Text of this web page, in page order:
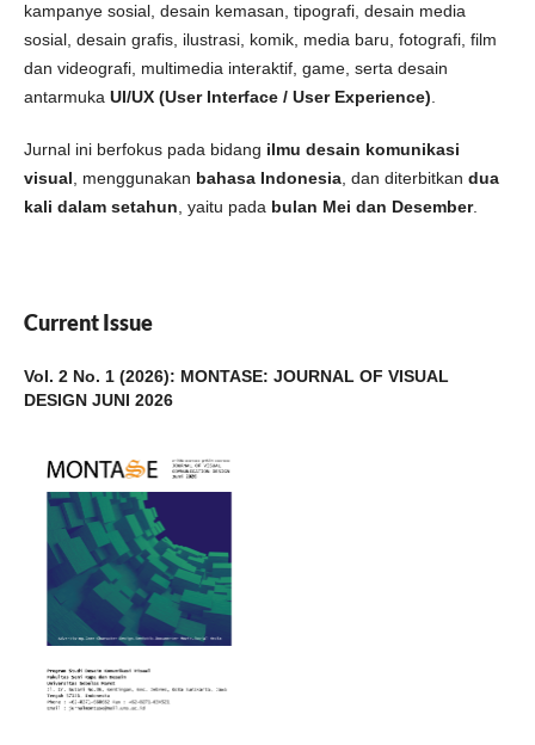
kampanye sosial, desain kemasan, tipografi, desain media
sosial, desain grafis, ilustrasi, komik, media baru, fotografi, film
dan videografi, multimedia interaktif, game, serta desain
antarmuka UI/UX (User Interface / User Experience)
Jurnal ini berfokus pada bidang ilmu desain komunikasi
visual , menggunakan bahasa Indonesia, dan diterbitkan dua
kali dalam setahun , yaitu pada bulan Mei dan Desember.
Current Issue
Vol. 2 No. 1 (2026): MONTASE: JOURNAL OF VISUAL
DESIGN JUNI 2026